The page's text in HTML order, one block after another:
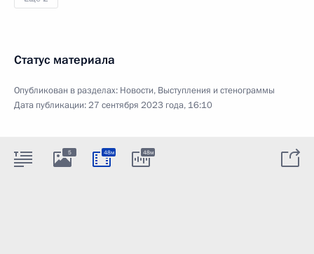
Статус материала
Опубликован в разделах: Новости, Выступления и стенограммы
Дата публикации:27 сентября 2023 года, 16:10
5 48м 48м